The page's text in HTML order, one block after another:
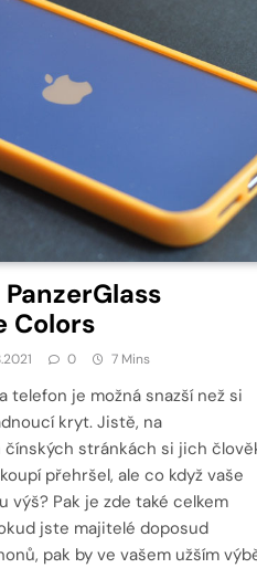
PanzerGlass
Colors
0 7 Mins
telefon je možná snazší než si
kryt. Jistě, na
čínských stránkách si jich
přehršel, ale co když vaše
výš? Pak je zde také celkem
jste majitelé doposud
pak by ve vašem užším